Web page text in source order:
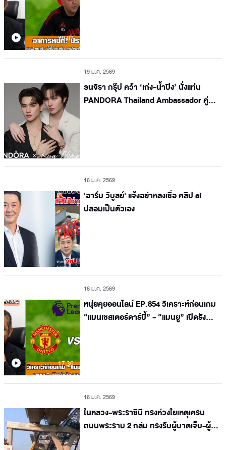
20.02
19 ม.ค. 2569
ธนจิรา กรุ๊ป คว้า ‘เก่ง-น้ำปิง’ นั่งแท่น
PANDORA Thailand Ambassador คู่
16 ม.ค. 2569
'อาร์ม วิบูลย์' แจ้งอย่าหลงเชื่อ คลิป ai
ปลอมเป็นตัวเอง
17.36
16 ม.ค. 2569
หนุ่ยคุยออนไลน์ EP.854 วิเคราะห์ก่อนเกม
“แมนเชสเตอร์ดาร์บี้” - “แมนยู” เปิดรัง
16 ม.ค. 2569
ในหลวง-พระราชินี ทรงห่วงใยเหตุเครน
ถนนพระราม 2 ถล่ม ทรงรับผู้บาดเจ็บ-ผู้